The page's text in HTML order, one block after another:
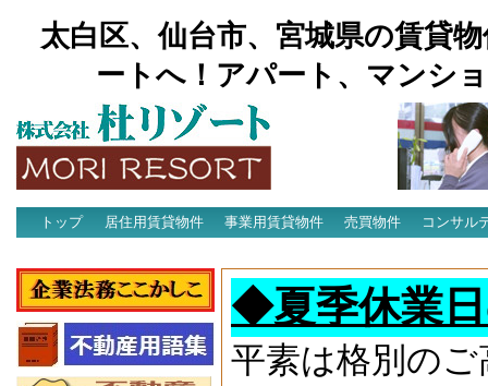
太白区、仙台市、宮城県の賃貸
ートへ！アパート、マンシ
トップ 居住用賃貸物件 事業用賃貸物件 売買物件
コンサル
◆夏季休業
平素は格別の